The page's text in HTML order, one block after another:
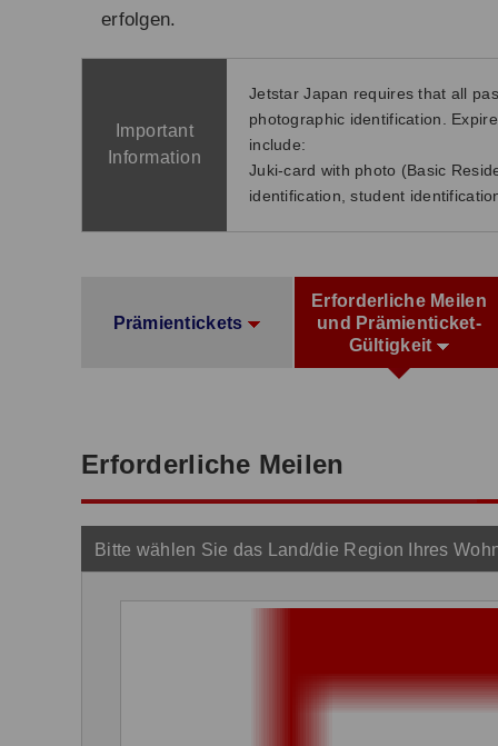
erfolgen.
Important
Information
Jetstar Japan requires that all
photographic identification.
include:
Juki-card with photo (Basic
identification, student
Prämientickets
Erforderliche Meilen
und Prämienticket-
Gültigkeit
Erforderliche Meilen
Bitte wählen Sie das Land/die Region Ihres